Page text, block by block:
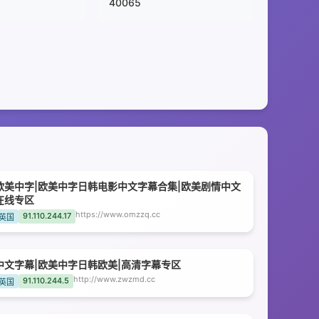
40065
美中字|欧美中字日韩电影中文字幕合集|欧美剧情中文
线专区
国 91.110.244.17 https://www.omzzq.cc
文字幕|欧美中字日韩欧美|高清字幕专区
国 91.110.244.5 http://www.zwzmd.cc